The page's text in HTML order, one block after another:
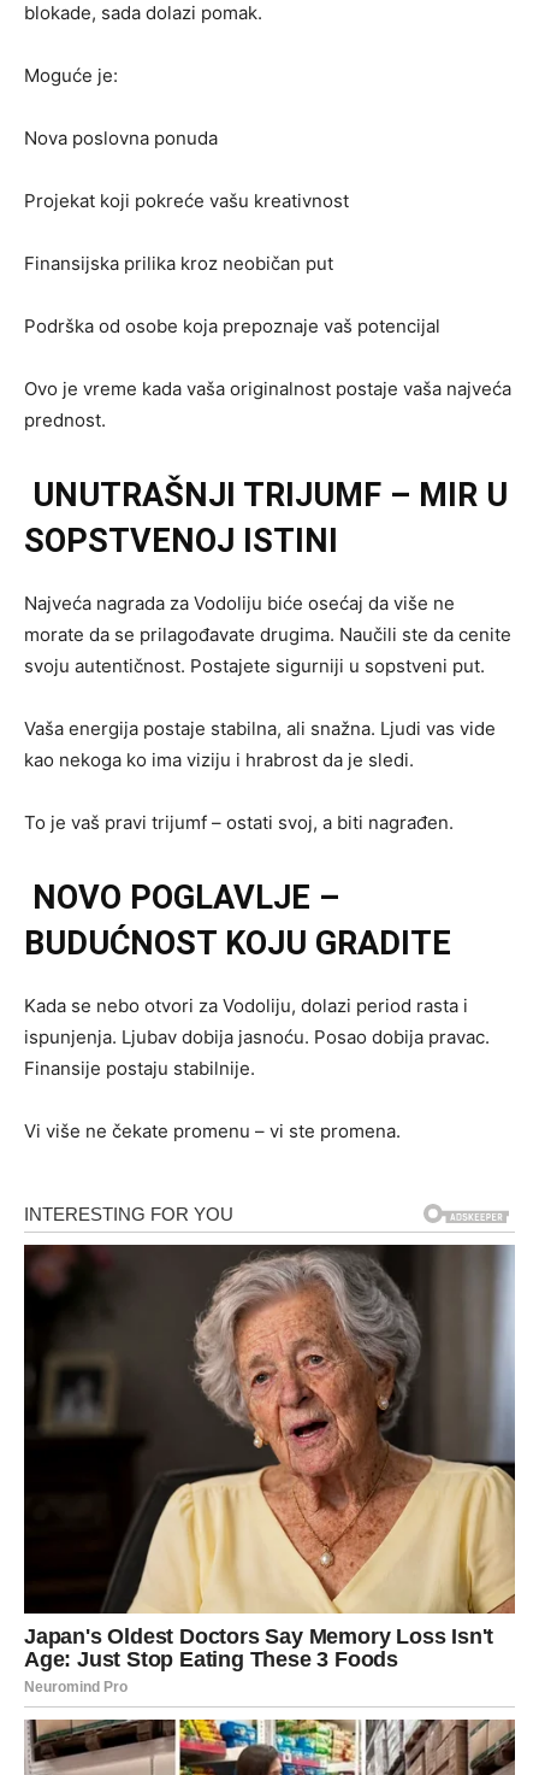
blokade, sada dolazi pomak.
Moguće je:
Nova poslovna ponuda
Projekat koji pokreće vašu kreativnost
Finansijska prilika kroz neobičan put
Podrška od osobe koja prepoznaje vaš potencijal
Ovo je vreme kada vaša originalnost postaje vaša najveća
prednost.
UNUTRAŠNJI TRIJUMF – MIR U
SOPSTVENOJ ISTINI
Najveća nagrada za Vodoliju biće osećaj da više ne
morate da se prilagođavate drugima. Naučili ste da cenite
svoju autentičnost. Postajete sigurniji u sopstveni put.
Vaša energija postaje stabilna, ali snažna. Ljudi vas vide
kao nekoga ko ima viziju i hrabrost da je sledi.
To je vaš pravi trijumf – ostati svoj, a biti nagrađen.
NOVO POGLAVLJE –
BUDUĆNOST KOJU GRADITE
Kada se nebo otvori za Vodoliju, dolazi period rasta i
ispunjenja. Ljubav dobija jasnoću. Posao dobija pravac.
Finansije postaju stabilnije.
Vi više ne čekate promenu – vi ste promena.